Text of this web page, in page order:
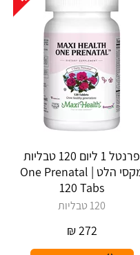
פרנטל 1 ליום 120 טבליות
מקסי הלט | One Prenatal
120 Tabs
120 טבליות
272
₪